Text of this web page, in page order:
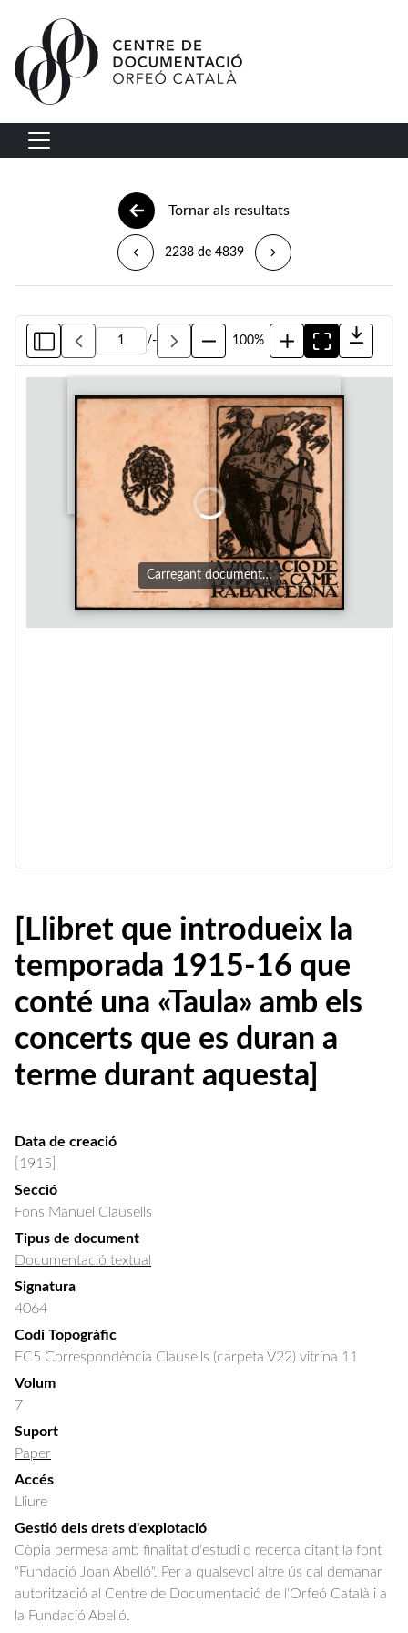
Vés al contingut
Navegació principal
Tornar als resultats
2238 de 4839
/- 100%
Carregant document…
[Llibret que introdueix la
temporada 1915-16 que
conté una «Taula» amb els
concerts que es duran a
terme durant aquesta]
Data de creació
[1915]
Secció
Fons Manuel Clausells
Tipus de document
Documentació textual
Signatura
4064
Codi Topogràfic
FC5 Correspondència Clausells (carpeta V22) vitrina 11
Volum
7
Suport
Paper
Accés
Lliure
Gestió dels drets d'explotació
Còpia permesa amb finalitat d'estudi o recerca citant la font
"Fundació Joan Abelló". Per a qualsevol altre ús cal demanar
autorització al Centre de Documentació de l'Orfeó Català i a
la Fundació Abelló.